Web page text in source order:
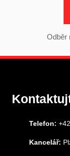
Odběr
Telefon:
Kancelář: